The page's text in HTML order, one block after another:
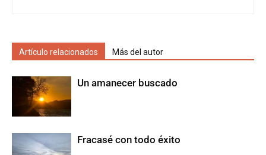
Artículo relacionados Más del autor
Un amanecer buscado
Fracasé con todo éxito